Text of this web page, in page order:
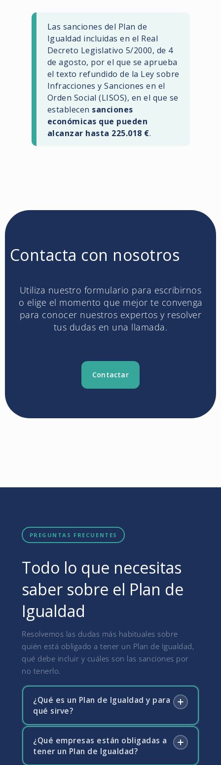
Las sanciones del Plan de
Igualdad incluidas en el Real
Decreto Legislativo 5/2000, de 4
de agosto, por el que se aprueba
el texto refundido de la Ley sobre
Infracciones y Sanciones en el
Orden Social (LISOS), en el que se
establecen sanciones
económicas que pueden
alcanzar hasta 225.018 €.
Contacta con nosotros
Utiliza nuestro formulario para escribirnos
o elige el momento que mejor te convenga
para conocer nuestros expertos y resolver
tus dudas en una llamada.
Contactar
PREGUNTAS FRECUENTES
Todo lo que necesitas
saber sobre el Plan de
Igualdad
Resolvemos las dudas más habituales sobre
quién está obligado a tener un Plan de Igualdad,
qué debe incluir y cuáles son las sanciones por
no tenerlo.
¿Qué es un Plan de Igualdad y para
qué sirve?
Un Plan de Igualdad es un conjunto ordenado
de medidas adoptadas en la empresa para
¿Qué empresas están obligadas a
tener un Plan de Igualdad?